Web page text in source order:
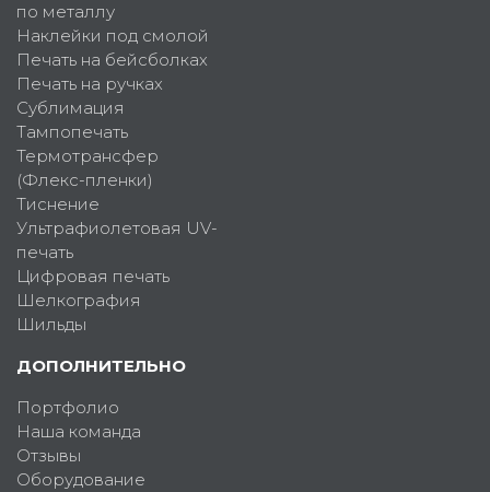
по металлу
Наклейки под смолой
Печать на бейсболках
Печать на ручках
Сублимация
Тампопечать
Термотрансфер
(Флекс-пленки)
Тиснение
Ультрафиолетовая UV-
печать
Цифровая печать
Шелкография
Шильды
ДОПОЛНИТЕЛЬНО
Портфолио
Наша команда
Отзывы
Оборудование